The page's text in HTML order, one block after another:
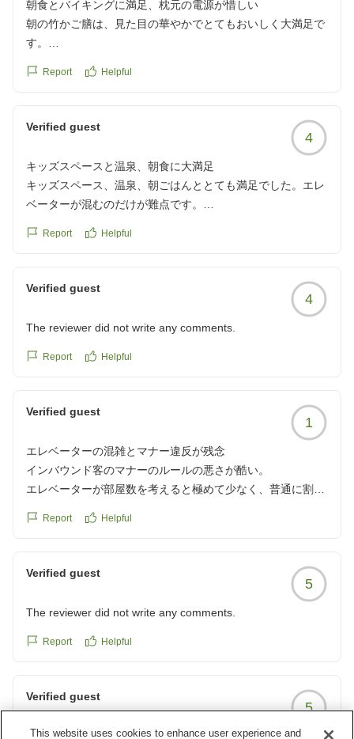
朝食とバイキングに満足、枕元の電源が惜しい
朝の竹かご膳は、見た目の華やかでとてもおいしく大満足で
す。
いしかったです(ラーメンとデザートがよかったてす)
reviewId=33123478628722
Report Helpful
Verified guest
4
キッズスペースと温泉、朝食に大満足
キッズスペース、温泉、朝ごはんととても満足でした。エレ
ベーターが混むのだけが難点です。
https://review.travel.rakuten.co.jp/hotel/voice/4807?
Report Helpful
Verified guest
4
The reviewer did not write any comments.
Report Helpful
Verified guest
1
エレベーターの混雑とマナー違反が残念
インバウンド客のマナーのルールの悪さが酷い。
エレベーターが部屋数を考えると極めて少なく、普通に割り
う説明したらいいのかわからない。また、3階のゲームコー
い。従業員の方もエレベーター前に従業員の方を配置して、
マナー違反を注意する勇気を出して頂きたかったです。
https://review.travel.rakuten.co.jp/hotel/voice/4807?
reviewId=33123478612491
Report Helpful
Verified guest
5
The reviewer did not write any comments.
Report Helpful
Verified guest
5
リーズナブルで食事も美味しい
This website uses cookies to enhance user experience and